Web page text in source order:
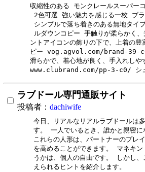
収縮性のある モンクレールスーパ
2色可選 強い魅力を感じる一枚 ブ
シンプルで落ち着きのある無地タイ
ルダウンコピー 手触りが柔らかく
ントアイコンの飾りの下で、上着の
ピー vog.agvol.com/brand-39-
滑らかで、着心地が良く、手入れし
www.clubrand.com/pp-3-c0/ シュ
ラブドール専門通販サイト
投稿者： dachiwife
今日、リアルなリアルラブドールは
す。 一人でいるとき、誰かと親密
これらの人形は、パートナーのプレ
を高めることができます。 マネキ
うかは、個人の自由です。 しかし
えられるヒントを紹介します。